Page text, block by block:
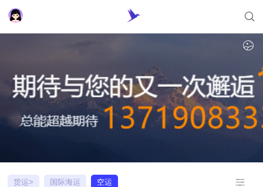
货运> 国际海运 空运